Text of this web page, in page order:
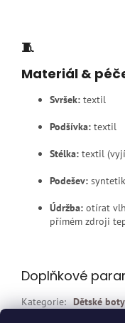
🧵
Materiál &
Svršek: textil
Podšívka: textil
Stélka: textil
Podešev:
Údržba: otírat
přímém zdroji
Doplňkové
Kategorie: Dětské boty